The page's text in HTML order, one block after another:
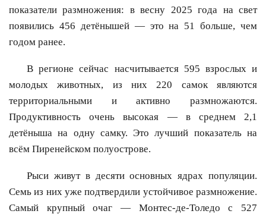
показатели размножения: в весну 2025 года на свет
появились 456 детёнышей — это на 51 больше, чем
годом ранее.
В регионе сейчас насчитывается 595 взрослых и
молодых животных, из них 220 самок являются
территориальными и активно размножаются.
Продуктивность очень высокая — в среднем 2,1
детёныша на одну самку. Это лучший показатель на
всём Пиренейском полуострове.
Рыси живут в десяти основных ядрах популяции.
Семь из них уже подтвердили устойчивое размножение.
Самый крупный очаг — Монтес-де-Толедо с 527